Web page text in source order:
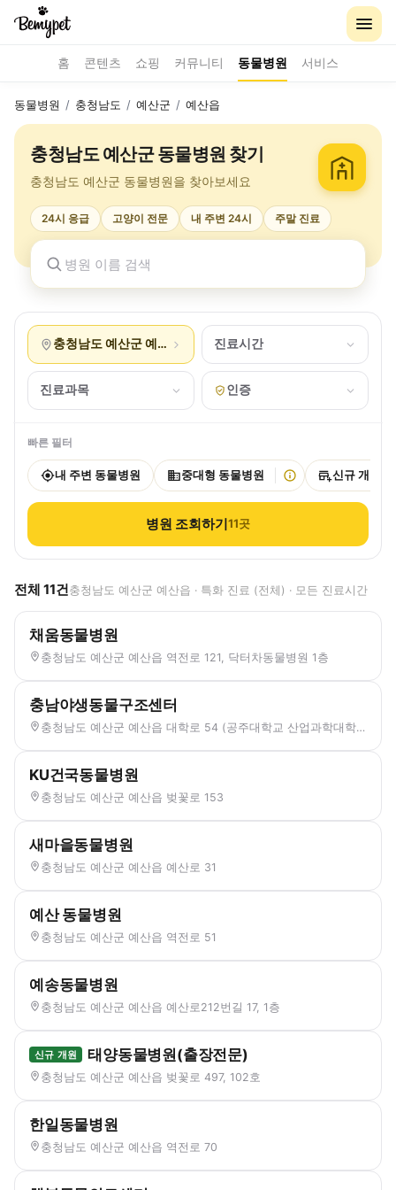
홈 콘텐츠 쇼핑 커뮤니티 동물병원 서비스
동물병원 / 충청남도 / 예산군 / 예산읍
충청남도 예산군 동물병원 찾기
충청남도 예산군 동물병원을 찾아보세요
24시 응급 고양이 전문 내 주변 24시 주말 진료
충청남도 예산군 예산읍 진료시간
진료과목 인증
빠른 필터
내 주변 동물병원 중대형 동물병원 신규 개원
병원 조회하기11곳
전체 11건충청남도 예산군 예산읍 · 특화 진료 (전체) · 모든 진료시간
채움동물병원
충청남도 예산군 예산읍 역전로 121, 닥터차동물병원 1층
충남야생동물구조센터
충청남도 예산군 예산읍 대학로 54 (공주대학교 산업과학대학 내)
KU건국동물병원
충청남도 예산군 예산읍 벚꽃로 153
새마을동물병원
충청남도 예산군 예산읍 예산로 31
예산 동물병원
충청남도 예산군 예산읍 역전로 51
예송동물병원
충청남도 예산군 예산읍 예산로212번길 17, 1층
신규 개원 태양동물병원(출장전문)
충청남도 예산군 예산읍 벚꽃로 497, 102호
한일동물병원
충청남도 예산군 예산읍 역전로 70